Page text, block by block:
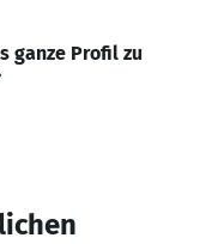
ganze Profil zu